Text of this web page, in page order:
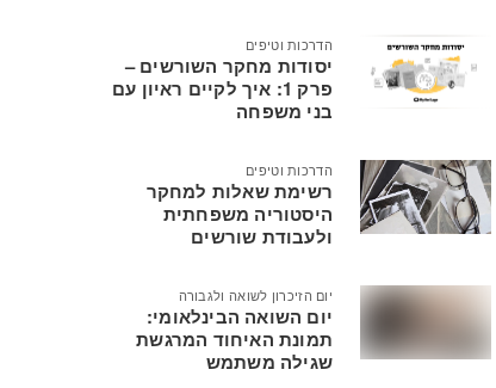
הדרכות וטיפים
יסודות מחקר השורשים –
פרק 1: איך לקיים ראיון עם
בני משפחה
הדרכות וטיפים
רשימת שאלות למחקר
היסטוריה משפחתית
ולעבודת שורשים
יום הזיכרון לשואה ולגבורה
יום השואה הבינלאומי:
תמונת האיחוד המרגשת
שגילה משתמש